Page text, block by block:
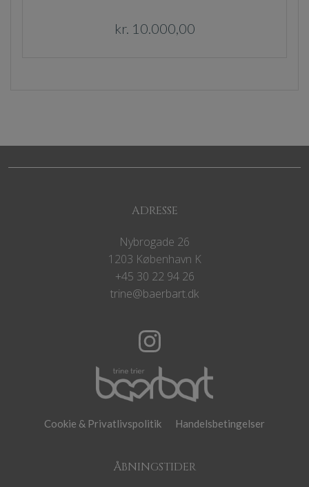
kr. 10.000,00
ADRESSE
Nybrogade 26
1203 København K
+45 30 22 94 26
trine@baerbart.dk
Cookie & Privatlivspolitik Handelsbetingelser
ÅBNINGSTIDER